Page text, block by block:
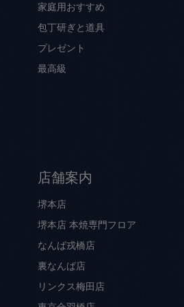
家庭用おすすめ
包丁研ぎと道具
プレゼント
最高級
店舗案内
堺本店
堺本店 本焼専門フロア
なんば戎橋店
裏なんば店
リンクス梅田店